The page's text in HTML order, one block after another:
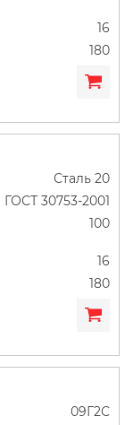
16
180
Сталь 20
ГОСТ 30753-2001
100
16
180
09Г2С